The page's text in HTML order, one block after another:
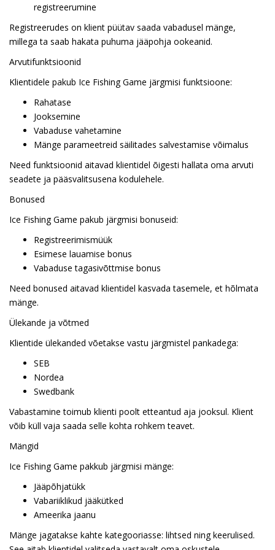
registreerumine
Registreerudes on klient püütav saada vabadusel mänge,
millega ta saab hakata puhuma jääpohja ookeanid.
Arvutifunktsioonid
Klientidele pakub Ice Fishing Game järgmisi funktsioone:
Rahatase
Jooksemine
Vabaduse vahetamine
Mänge parameetreid säilitades salvestamise võimalus
Need funktsioonid aitavad klientidel õigesti hallata oma arvuti
seadete ja pääsvalitsusena kodulehele.
Bonused
Ice Fishing Game pakub järgmisi bonuseid:
Registreerimismüük
Esimese lauamise bonus
Vabaduse tagasivõttmise bonus
Need bonused aitavad klientidel kasvada tasemele, et hõlmata
mänge.
Ülekande ja võtmed
Klientide ülekanded võetakse vastu järgmistel pankadega:
SEB
Nordea
Swedbank
Vabastamine toimub klienti poolt etteantud aja jooksul. Klient
võib küll vaja saada selle kohta rohkem teavet.
Mängid
Ice Fishing Game pakkub järgmisi mänge:
Jääpõhjatükk
Vabariiklikud jääkütked
Ameerika jaanu
Mänge jagatakse kahte kategooriasse: lihtsed ning keerulised.